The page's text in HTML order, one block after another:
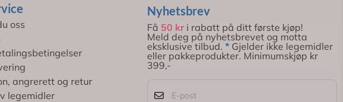
oss
angrerett og retur
legemidler
Nyhetsbrev
Få 50 kri rabatt på ditt første kjøp!
Meld deg på nyhetsbrevet og motta
eksklusive tilbud. * Gjelder ikke legemidler
eller pakkeprodukter. Minimumskjøp kr
399,-